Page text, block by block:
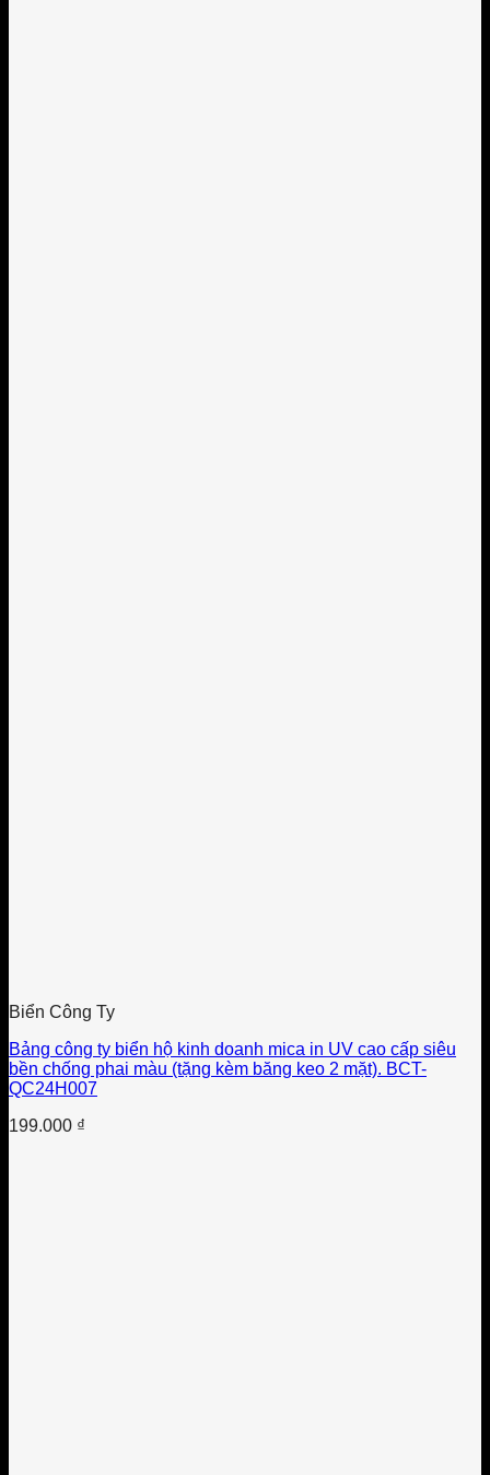
Biển Công Ty
Bảng công ty biển hộ kinh doanh mica in UV cao cấp siêu
bền chống phai màu (tặng kèm băng keo 2 mặt). BCT-
QC24H007
199.000 ₫